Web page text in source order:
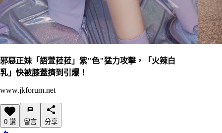
邪惡正妹「語萱菈菈」紫"色"猛力攻擊，「火辣白
乳」快被膝蓋擠到引爆！
www.jkforum.net
0 讚 留言 分享